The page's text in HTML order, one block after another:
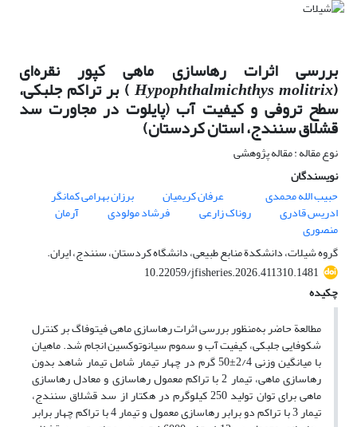
بررسی اثرات رهاسازی ماهی کپور نقره‌ای
(
Hypophthalmichthys molitrix) بر تراکم جلبکی،
سطح تروفی و کیفیت آب (پایلوت در مجاورت سد
قشلاق سنندج، استان کردستان)
نوع مقاله : مقاله پژوهشی
نویسندگان
حبیب الله محمدی
عرفان کریمیان برزان بهرامی کمانگر
ادریس قادری روناک زارعی فرشاد مولودی آرمان
منصوری
گروه شیلات، دانشکدة منابع طبیعی، دانشگاه کردستان، سنندج، ایران.
10.22059/jfisheries.2026.411310.1481
چکیده
مطالعة حاضر به‌منظور بررسی اثرات رهاسازی ماهی فیتوفاگ بر کنترل
شکوفایی جلبکی، کیفیت آب و سموم سیانوتوکسین انجام شد. ماهیان
با میانگین وزنی 2/4±50 گرم در چهار تیمار شامل تیمار شاهد بدون
رهاسازی ماهی، تیمار 2 با تراکم معمول رهاسازی و معادل رهاسازی
ماهی برای توان تولید 250 کیلوگرم در هکتار از سد قشلاق سنندج،
تیمار 3 با تراکم دو برابر رهاسازی معمول و تیمار 4 با تراکم چهار برابر